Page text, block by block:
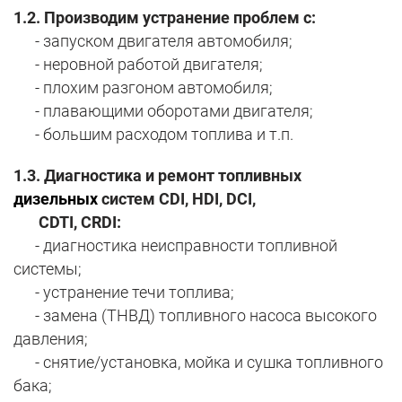
1.2. Производим устранение проблем с:
- запуском двигателя автомобиля;
- неровной работой двигателя;
- плохим разгоном автомобиля;
- плавающими оборотами двигателя;
- большим расходом топлива и т.п.
1.3. Диагностика и ремонт топливных
дизельныхсистем CDI, HDI, DCI,
CDTI, CRDI:
- диагностика неисправности топливной
системы;
- устранение течи топлива;
- замена (ТНВД) топливного насоса высокого
давления;
- снятие/установка, мойка и сушка топливного
бака;